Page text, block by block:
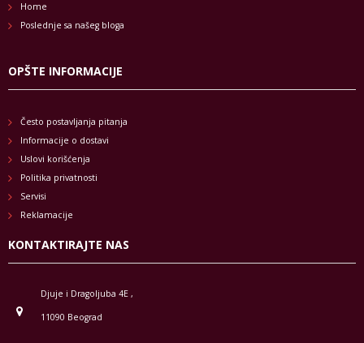
Home
Poslednje sa našeg bloga
OPŠTE INFORMACIJE
Često postavljanja pitanja
Informacije o dostavi
Uslovi korišćenja
Politika privatnosti
Servisi
Reklamacije
KONTAKTIRAJTE NAS
Djuje i Dragoljuba 4E ,
11090 Beograd